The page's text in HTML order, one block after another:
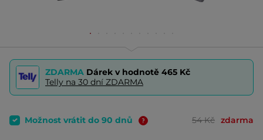
ZDARMA Dárek v hodnotě 465 Kč
Telly na 30 dní ZDARMA
Možnost vrátit do 90 dnů 54 Kč zdarma